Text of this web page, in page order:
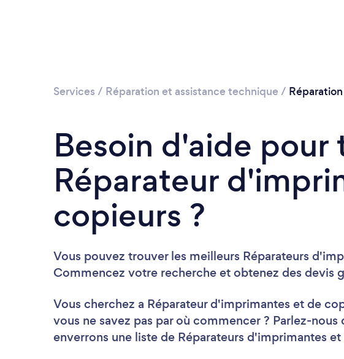
Services / Réparation et assistance technique /
Besoin d'aide pour
Réparateur
copieurs ?
Vous pouvez trouver les meilleurs Réparateurs
Commencez votre recherche et obtenez des devis
Vous cherchez a Réparateur d'imprimantes et de
vous ne savez pas par où commencer ? Parlez-
enverrons une liste de Réparateurs d'imprimantes